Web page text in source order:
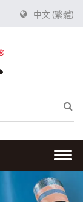
中文 (繁體)